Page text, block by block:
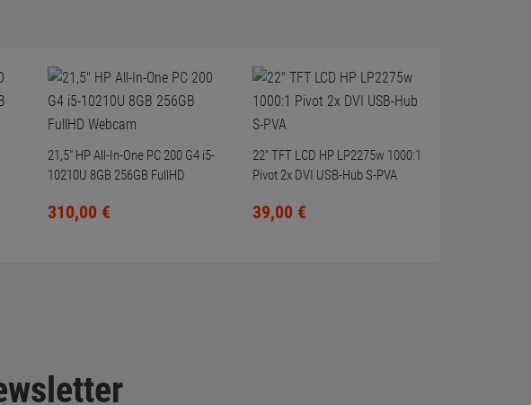
21,5" HP All-In-One PC 200 G4 i5-
10210U 8GB 256GB FullHD
310,00 €
22" TFT LCD HP LP2275w 1000:1
Pivot 2x DVI USB-Hub S-PVA
39,00 €